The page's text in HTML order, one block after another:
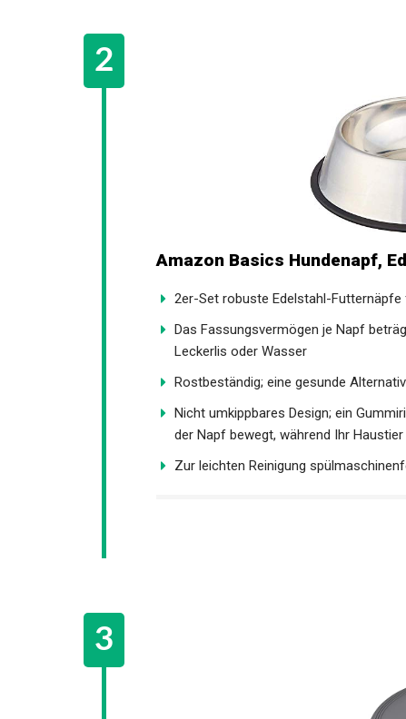
Amazon Basics Hundenapf,
2er-Set robuste Edelstahl-Futternäpfe
Das Fassungsvermögen je Napf
Leckerlis oder Wasser
Rostbeständig; eine gesunde
Nicht umkippbares Design; ein
der Napf bewegt, während Ihr
Zur leichten Reinigung